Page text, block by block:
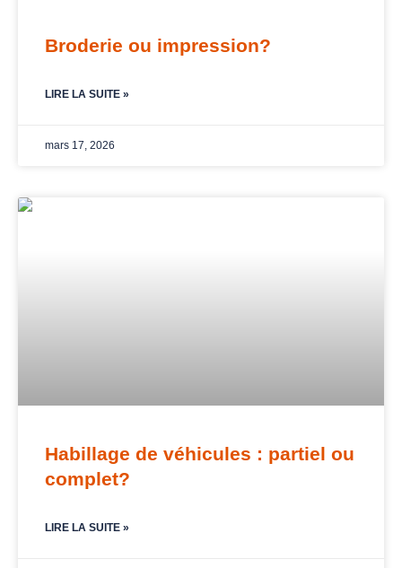
Broderie ou impression?
LIRE LA SUITE »
mars 17, 2026
Habillage de véhicules : partiel ou
complet?
LIRE LA SUITE »